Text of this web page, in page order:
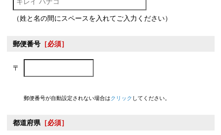
（姓と名の間にスペースを入れてご入力ください）
郵便番号 ［必須］
〒
郵便番号が自動設定されない場合はクリック してください。
都道府県 ［必須］